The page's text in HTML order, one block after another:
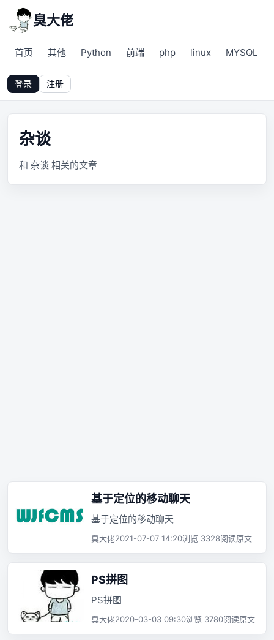
臭大佬
首页 其他 Python 前端 php linux MYSQL
登录 注册
杂谈
和 杂谈 相关的文章
基于定位的移动聊天
基于定位的移动聊天
臭大佬2021-07-07 14:20浏览 3328阅读原文
PS拼图
PS拼图
臭大佬2020-03-03 09:30浏览 3780阅读原文